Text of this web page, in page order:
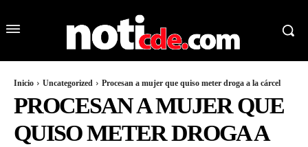
Inicio Uncategorized Procesan a mujer que quiso meter droga a la cárcel
PROCESAN A MUJER QUE
QUISO METER DROGA A